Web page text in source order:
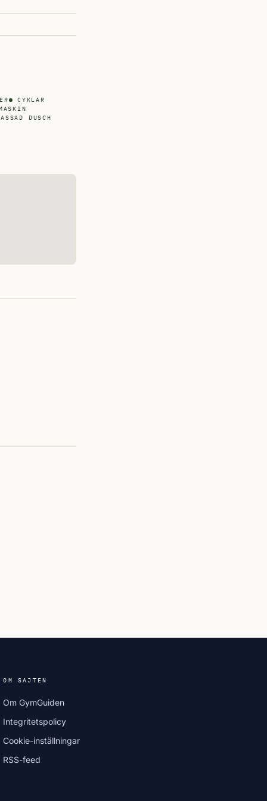
CYKLAR
DUSCH
OM SAJTEN
Om GymGuiden
Integritetspolicy
Cookie-inställningar
RSS-feed